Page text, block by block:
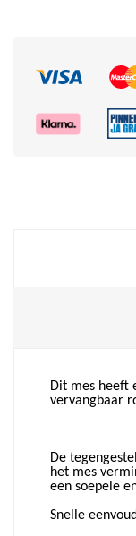
Dit mes heeft
vervangbaar
De
het mes
een soepele
Snelle